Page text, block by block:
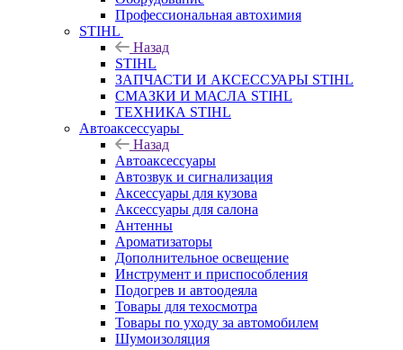
Профессиональная автохимия
STIHL
Назад
STIHL
ЗАПЧАСТИ И АКСЕССУАРЫ STIHL
СМАЗКИ И МАСЛА STIHL
ТЕХНИКА STIHL
Автоаксессуары
Назад
Автоаксессуары
Автозвук и сигнализация
Аксессуары для кузова
Аксессуары для салона
Антенны
Ароматизаторы
Дополнительное освещение
Инструмент и приспособления
Подогрев и автоодеяла
Товары для техосмотра
Товары по уходу за автомобилем
Шумоизоляция